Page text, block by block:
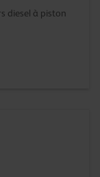
diesel à piston